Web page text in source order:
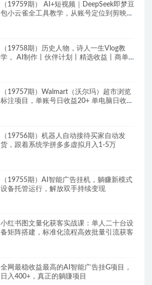
（19759期） AI+短视频｜DeepSeek即梦豆
包小云雀全工具教学，从账号定位到剪映剪
（19758期）历史人物，诗人一生Vlog教
学， AI制作丨伙伴计划丨精选收益丨商单
（19757期）Walmart（沃尔玛）超市浏览
标注项目，单账号日收益20+ 单电脑日收益
（19756期）机器人自动接待买家自动发
货，跟着系统学拼多多虚拟月入1-5万
（19755期）AI智能广告挂机，躺赚新模式
设备托管运行，解放双手持续变现
小红书图文量化获客实战课：单人二十台设
备矩阵搭建，标准化流程高效批量引流获客
全网最稳收益最高的AI智能广告挂G项目，
日入400+，真正的躺賺项目